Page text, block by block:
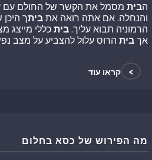
הביתמסמל את הקשר של החולם עם
והנחלה. אם אתה רואה את ביתך
הרמוניה תבוא עליך. ביתכללי מייצג
אך ביתהרוס עלול להצביע על מצב
> קראו עוד
מה הפירוש של כסא בחלום